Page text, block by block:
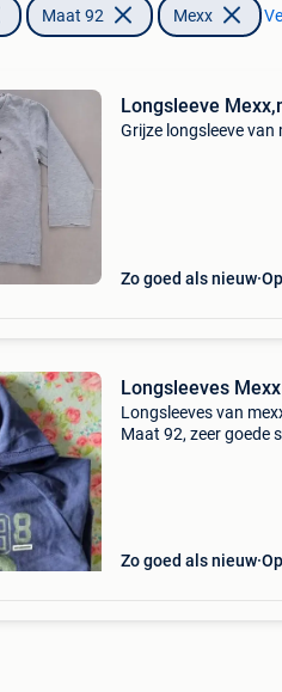
Maat 92 Mexx
Longsleeve
Grijze longsleeve
Zo goed als nieuw
Longsleeves
Longsleeves van
Maat 92, zeer goede
Zo goed als nieuw